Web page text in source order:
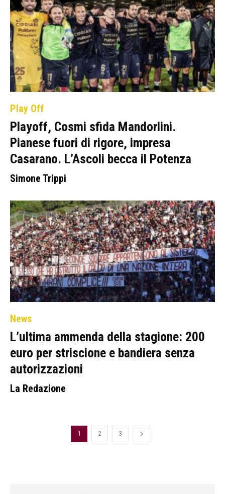
Play Off
Playoff, Cosmi sfida Mandorlini.
Pianese fuori di rigore, impresa
Casarano. L’Ascoli becca il Potenza
Simone Trippi
News
L’ultima ammenda della stagione: 200
euro per striscione e bandiera senza
autorizzazioni
La Redazione
1 2 3